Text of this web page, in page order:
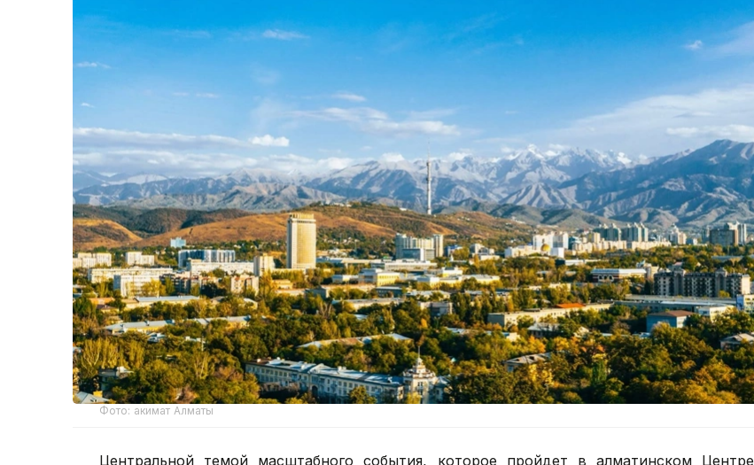
Фото: акимат Алматы
Центральной темой масштабного события, которое пройдет в алматинском Центре